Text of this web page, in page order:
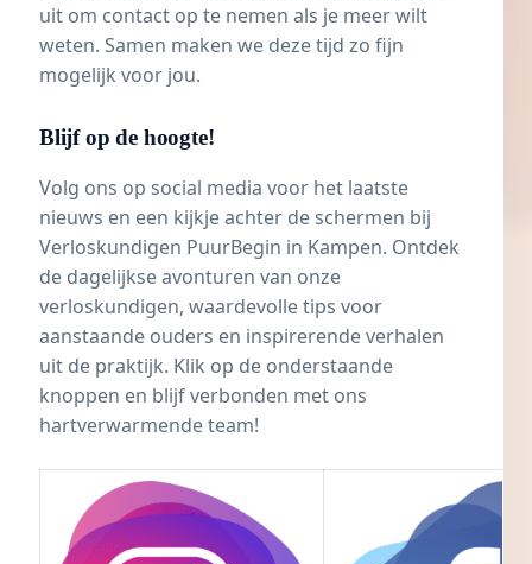
uit om contact op te nemen als je meer wilt
weten. Samen maken we deze tijd zo fijn
mogelijk voor jou.
Blijf op de hoogte!
Volg ons op social media voor het laatste
nieuws en een kijkje achter de schermen bij
Verloskundigen PuurBegin in Kampen. Ontdek
de dagelijkse avonturen van onze
verloskundigen, waardevolle tips voor
aanstaande ouders en inspirerende verhalen
uit de praktijk. Klik op de onderstaande
knoppen en blijf verbonden met ons
hartverwarmende team!